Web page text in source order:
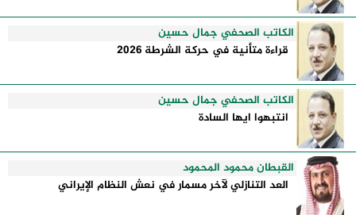
الكاتب الصحفي جمال حسين
قراءة متأنية في حركة الشرطة 2026
الكاتب الصحفي جمال حسين
انتبهوا ايها السادة
القبطان محمود المحمود
العد التنازلي لآخر مسمار في نعش النظام الإيراني